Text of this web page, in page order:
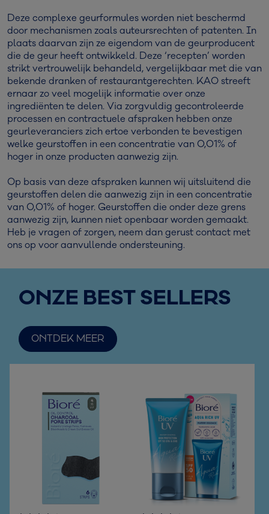
Deze complexe geurformules worden niet beschermd
door mechanismen zoals auteursrechten of patenten. In
plaats daarvan zijn ze eigendom van de geurproducent
die de geur heeft ontwikkeld. Deze ‘recepten’ worden
strikt vertrouwelijk behandeld, vergelijkbaar met die van
bekende dranken of restaurantgerechten. KAO streeft
ernaar zo veel mogelijk informatie over onze
ingrediënten te delen. Via zorgvuldig gecontroleerde
processen en contractuele afspraken hebben onze
geurleveranciers zich ertoe verbonden te bevestigen
welke geurstoffen in een concentratie van 0,01% of
hoger in onze producten aanwezig zijn.
Op basis van deze afspraken kunnen wij uitsluitend die
geurstoffen delen die aanwezig zijn in een concentratie
van 0,01% of hoger. Geurstoffen die onder deze grens
aanwezig zijn, kunnen niet openbaar worden gemaakt.
Heb je vragen of zorgen, neem dan gerust contact met
ons op voor aanvullende ondersteuning.
ONZE BEST SELLERS
ONTDEK MEER